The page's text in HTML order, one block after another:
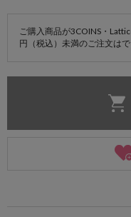
ご購入商品が3COINS・
円（税込）未満のご注文はで